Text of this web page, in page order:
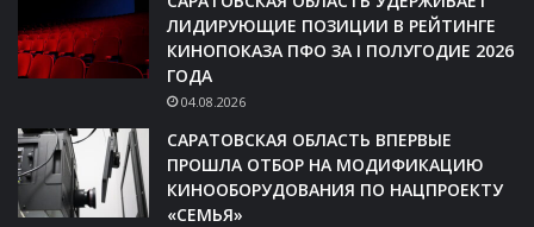
ЛИДИРУЮЩИЕ ПОЗИЦИИ В РЕЙТИНГЕ
КИНОПОКАЗА ПФО ЗА I ПОЛУГОДИЕ 2026
ГОДА
04.08.2026
САРАТОВСКАЯ ОБЛАСТЬ ВПЕРВЫЕ
ПРОШЛА ОТБОР НА МОДИФИКАЦИЮ
КИНООБОРУДОВАНИЯ ПО НАЦПРОЕКТУ
«СЕМЬЯ»